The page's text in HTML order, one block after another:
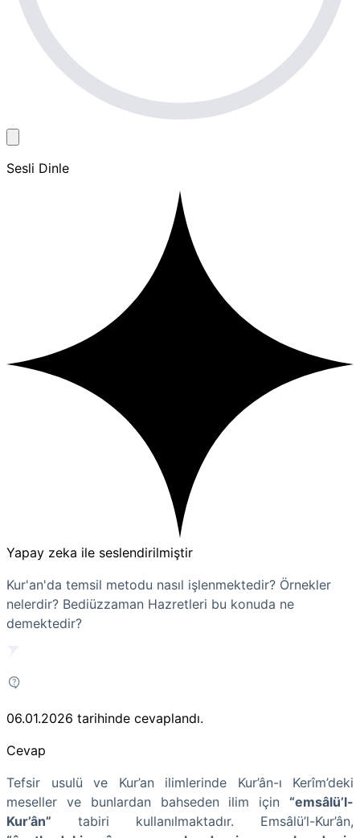
Sesli Dinle
Yapay zeka ile seslendirilmiştir
Kur'an'da temsil metodu nasıl işlenmektedir? Örnekler
nelerdir? Bediüzzaman Hazretleri bu konuda ne
demektedir?
06.01.2026 tarihinde cevaplandı.
Cevap
Tefsir usulü ve Kur’an ilimlerinde Kur’ân-ı Kerîm’deki
meseller ve bunlardan bahseden ilim için “emsâlü’l-
Kur’ân” tabiri kullanılmaktadır. Emsâlü’l-Kur’ân,